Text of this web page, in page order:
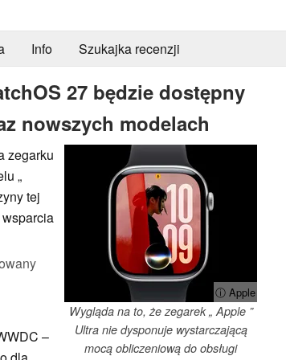
Info Szukajka recenzji
27 będzie dostępny
nowszych modelach
ⓘ Apple
Wygląda na to, że zegarek „ Apple ”
Ultra nie dysponuje wystarczającą
mocą obliczeniową do obsługi
zegarku
„
tej
–